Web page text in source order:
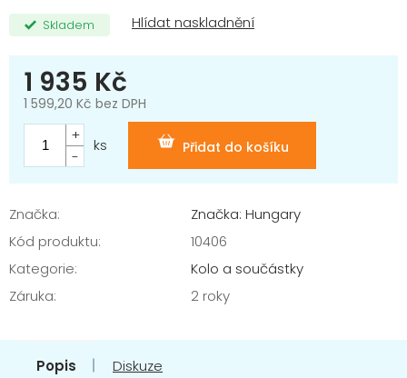
Skladem
1 935 Kč
1 599,20 Kč bez DPH
Měrná
cena:
Přidat do košíku
ks
Značka:
Značka: Hungary
Kód produktu:
10406
Kategorie:
Kolo a součástky
Záruka: 2 roky
Popis Diskuze